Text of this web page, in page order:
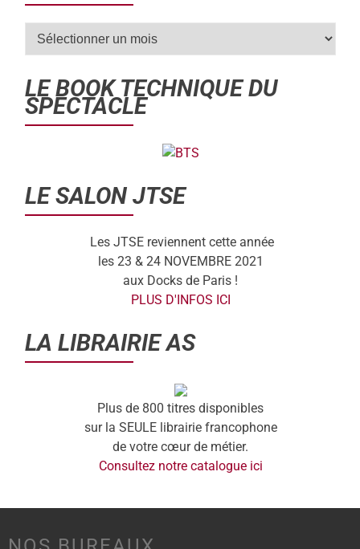
LE BOOK TECHNIQUE DU
SPECTACLE
LE SALON JTSE
Les JTSE reviennent cette année
les 23 & 24 NOVEMBRE 2021
aux Docks de Paris !
PLUS D'INFOS ICI
LA LIBRAIRIE AS
Plus de 800 titres disponibles
sur la SEULE librairie francophone
de votre cœur de métier.
Consultez notre catalogue ici